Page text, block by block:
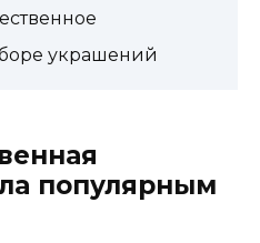
украшений
популярным